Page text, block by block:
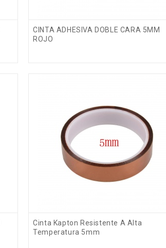
CINTA ADHESIVA DOBLE CARA 5MM
ROJO
Cinta Kapton Resistente A Alta
Temperatura 5mm